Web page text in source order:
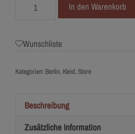
Clara
In den Warenkorb
Wunschliste
Kategorien: Berlin, Kleid, Store
Beschreibung
Zusätzliche Information